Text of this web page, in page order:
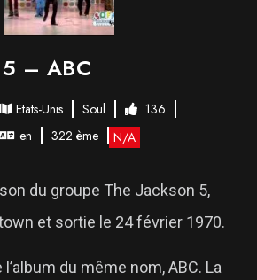
– ABC
Etats-Unis Soul
136
en 322 ème N/A
du groupe The Jackson 5,
et sortie le 24 février 1970.
du même nom, ABC. La